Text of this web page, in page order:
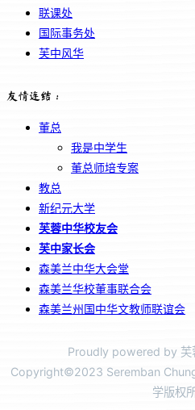
联课处
国际事务处
芙中风华
友情连结：
董总
我是中学生
董总师培专案
教总
新纪元大学
芙蓉中华校友会
芙中家长会
森美兰中华大会堂
森美兰华校董事联合会
森美兰州国中华文教师联谊会
Proudly powered by 芙
Copyright©2023 Seremban
学版权